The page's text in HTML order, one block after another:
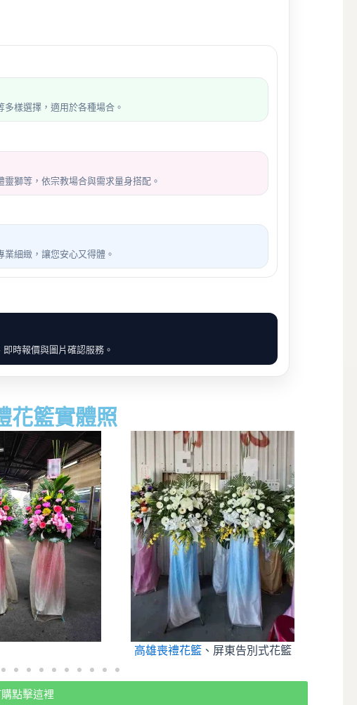
樣選擇，適用於各種場合。
獅等，依宗教場合與需求量身搭配。
細緻，讓您安心又得體。
時報價與圖片確認服務。
花籃實體照
高雄喪禮花籃、屏東告別式花籃
點擊這裡